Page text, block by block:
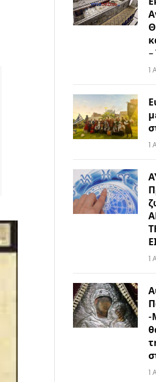
1
1
1
-
1